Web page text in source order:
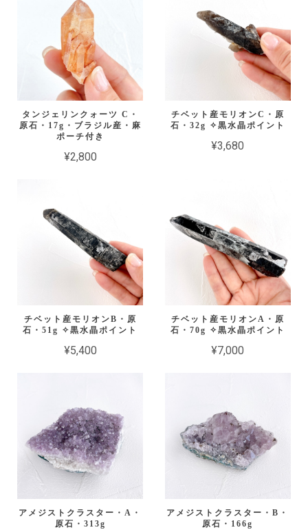
タンジェリンクォーツ C・
原石・17g・ブラジル産・麻
ポーチ付き
¥2,800
チベット産モリオンC・原
石・32g ✧黒水晶ポイント
¥3,680
チベット産モリオンB・原
石・51g ✧黒水晶ポイント
¥5,400
チベット産モリオンA・原
石・70g ✧黒水晶ポイント
¥7,000
アメジストクラスター・A・
原石・313g
アメジストクラスター・B・
原石・166g